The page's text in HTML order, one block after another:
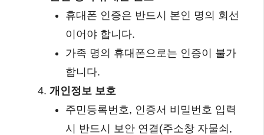
휴대폰 인증은 반드시 본인 명의 회선
이어야 합니다.
가족 명의 휴대폰으로는 인증이 불가
합니다.
개인정보 보호
주민등록번호, 인증서 비밀번호 입력
시 반드시 보안 연결(주소창 자물쇠,